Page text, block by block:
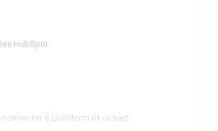
HubSpot.
à Livestorm et cliquez